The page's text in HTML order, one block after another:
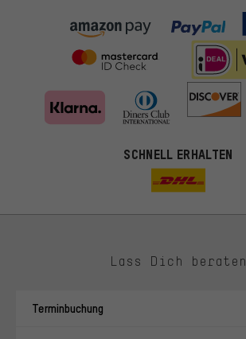
SCHNELL ERHALTEN
Lass Dich beraten
Terminbuchung
Du bekommst, statt zufälliger Werbung,
Angebote von uns. Diese Cookies helfen